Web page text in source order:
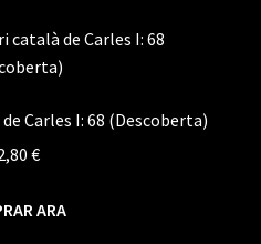
Carles I: 68 (Descoberta)
€
ARA